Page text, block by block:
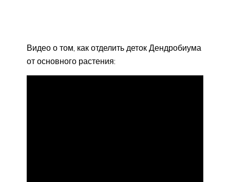
Видео о том, как отделить деток Дендробиума
от основного растения: